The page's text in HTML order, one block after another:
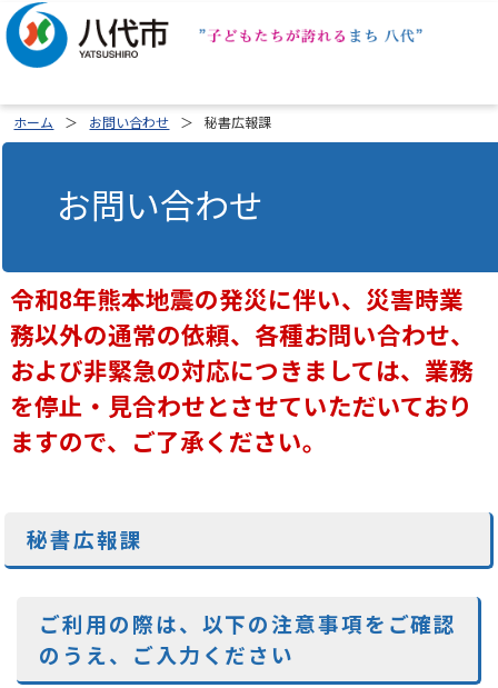
ホーム お問い合わせ 秘書広報課
お問い合わせ
令和8年熊本地震の発災に伴い、災害時業
務以外の通常の依頼、各種お問い合わせ、
および非緊急の対応につきましては、業務
を停止・見合わせとさせていただいており
ますので、ご了承ください。
秘書広報課
ご利用の際は、以下の注意事項をご確認
のうえ、ご入力ください